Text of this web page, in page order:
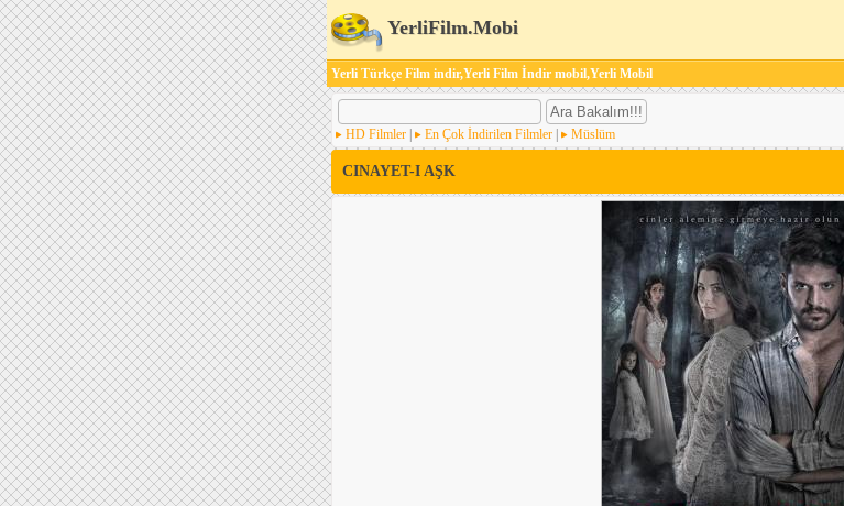
YerliFilm.Mobi
Yerli Türkçe Film indir,Yerli Film İndir mobil,Yerli Mobil
HD Filmler En Çok İndirilen Filmler Müslüm
CINAYET-I AŞK